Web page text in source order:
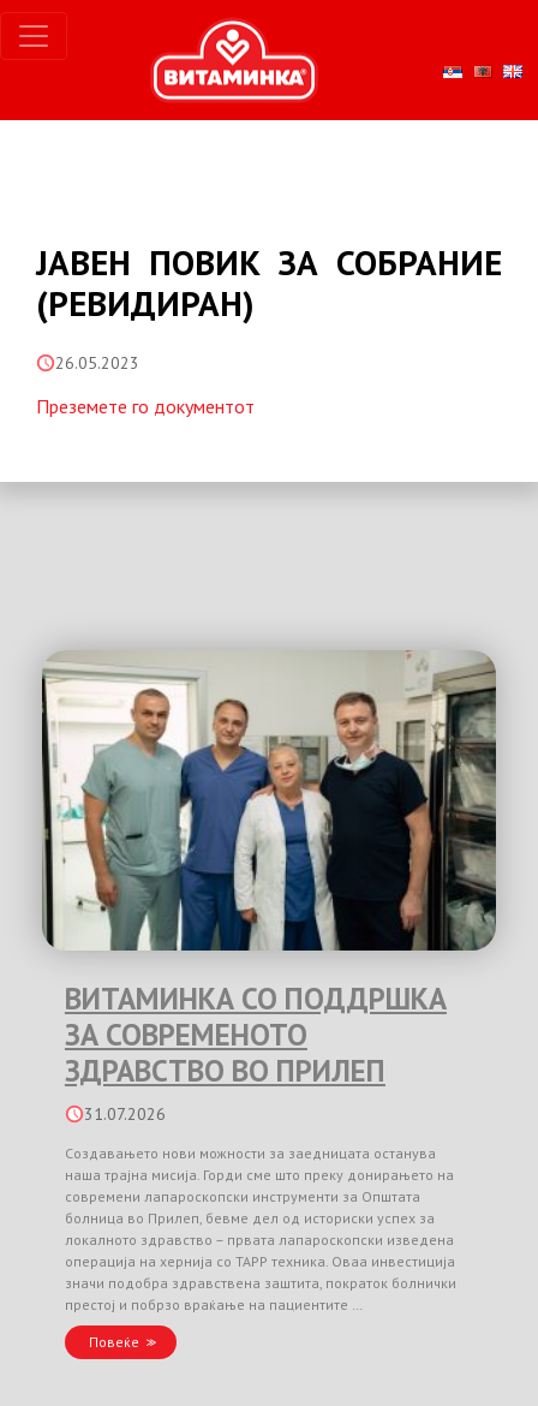
ЈАВЕН ПОВИК ЗА СОБРАНИЕ
(РЕВИДИРАН)
26.05.2023
Преземете го документот
ВИТАМИНКА СО ПОДДРШКА
ЗА СОВРЕМЕНОТО
ЗДРАВСТВО ВО ПРИЛЕП
31.07.2026
Создавањето нови можности за заедницата останува
наша трајна мисија. Горди сме што преку донирањето на
современи лапароскопски инструменти за Општата
болница во Прилеп, бевме дел од историски успех за
локалното здравство – првата лапароскопски изведена
операција на хернија со TAPP техника. Оваа инвестиција
значи подобра здравствена заштита, пократок болнички
престој и побрзо враќање на пациентите …
Повеќе